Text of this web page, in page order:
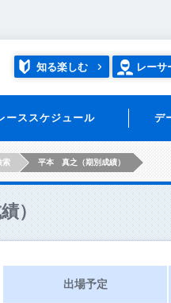
知る楽しむ レーサ
ーススケジュール デ
索 平本 真之（期別成績）
）
出場予定